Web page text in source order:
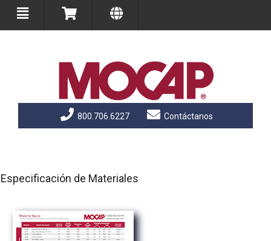
800.706.6227 Contáctanos
Especificación de Materiales